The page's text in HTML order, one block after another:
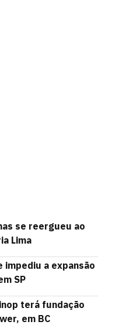
se reergueu ao
Lima
impediu a expansão
SP
terá fundação
em BC